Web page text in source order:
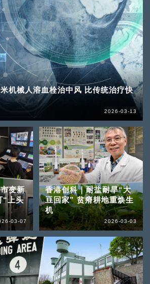
机械人溶血栓治中风 比传统治疗快
2026-03-13
变新
“上头
03-07
香港创科｜耐盐耐旱“大
豆回家” 贫瘠耕地重焕生
机
2026-03-03